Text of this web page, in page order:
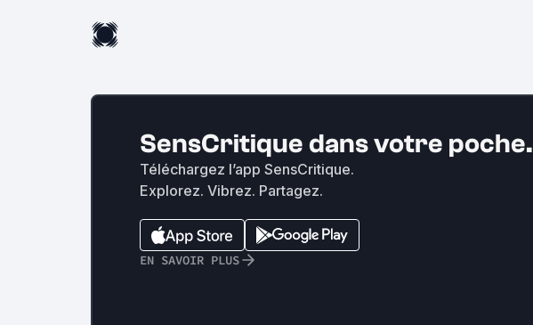
SensCritique dans votre poche.
Téléchargez l’app SensCritique.
Explorez. Vibrez. Partagez.
EN SAVOIR PLUS